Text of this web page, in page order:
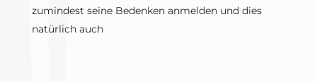
zumindest seine Bedenken anmelden und dies
natürlich auch